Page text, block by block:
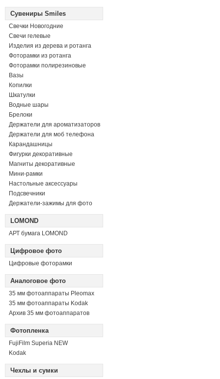
Сувениры Smiles
Свечки Новогодние
Свечи гелевые
Изделия из дерева и ротанга
Фоторамки из ротанга
Фоторамки полирезиновые
Вазы
Копилки
Шкатулки
Водные шары
Брелоки
Держатели для ароматизаторов
Держатели для моб телефона
Карандашницы
Фигурки декоративные
Магниты декоративные
Мини-рамки
Настольные аксессуары
Подсвечники
Держатели-зажимы для фото
LOMOND
АРТ бумага LOMOND
Цифровое фото
Цифровые фоторамки
Аналоговое фото
35 мм фотоаппараты Pleomax
35 мм фотоаппараты Kodak
Архив 35 мм фотоаппаратов
Фотопленка
FujiFilm Superia NEW
Kodak
Чехлы и сумки